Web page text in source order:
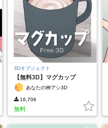
3Dオブジェクト
【無料3D】マグカップ
あなたの神アシ3D
16,706
無料